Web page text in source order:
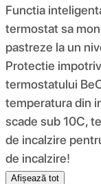
Functia
termostat sa
pastreze la un
Protectie
termostatului
temperatura din
scade sub 10C,
de incalzire
de incalzire!
Afișează tot